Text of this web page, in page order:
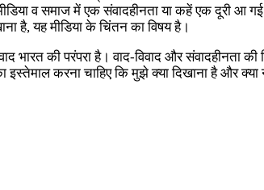
व समाज में एक संवादहीनता या कहें एक दूरी आ
है, यह मीडिया के चिंतन का विषय है।
भारत की परंपरा है। वाद-विवाद और संवादहीनता
करना चाहिए कि मुझे क्या दिखाना है और क्या